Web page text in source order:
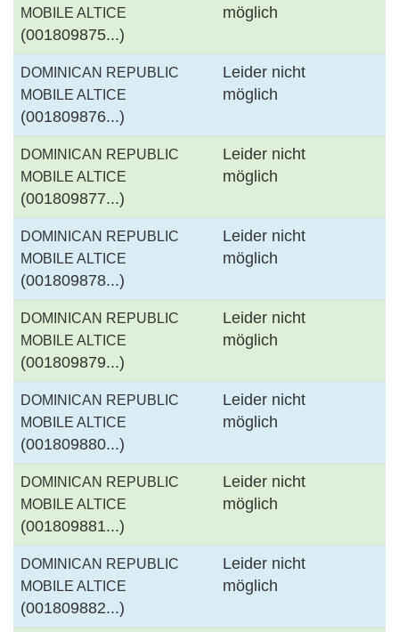
MOBILE ALTICE
(001809875...)
möglich
DOMINICAN REPUBLIC
MOBILE ALTICE
(001809876...)
Leider nicht
möglich
DOMINICAN REPUBLIC
MOBILE ALTICE
(001809877...)
Leider nicht
möglich
DOMINICAN REPUBLIC
MOBILE ALTICE
(001809878...)
Leider nicht
möglich
DOMINICAN REPUBLIC
MOBILE ALTICE
(001809879...)
Leider nicht
möglich
DOMINICAN REPUBLIC
MOBILE ALTICE
(001809880...)
Leider nicht
möglich
DOMINICAN REPUBLIC
MOBILE ALTICE
(001809881...)
Leider nicht
möglich
DOMINICAN REPUBLIC
MOBILE ALTICE
(001809882...)
Leider nicht
möglich